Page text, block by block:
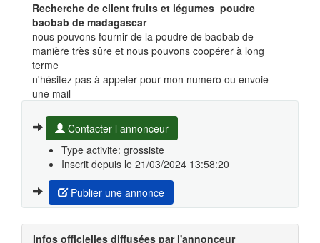
Recherche de client fruits et légumes poudre
baobab de madagascar
nous pouvons fournir de la poudre de baobab de
manière très sûre et nous pouvons coopérer à long
terme
n'hésitez pas à appeler pour mon numero ou envoie
une mail
Contacter l annonceur
Type activite: grossiste
Inscrit depuis le 21/03/2024 13:58:20
Publier une annonce
Infos officielles diffusées par l'annonceur